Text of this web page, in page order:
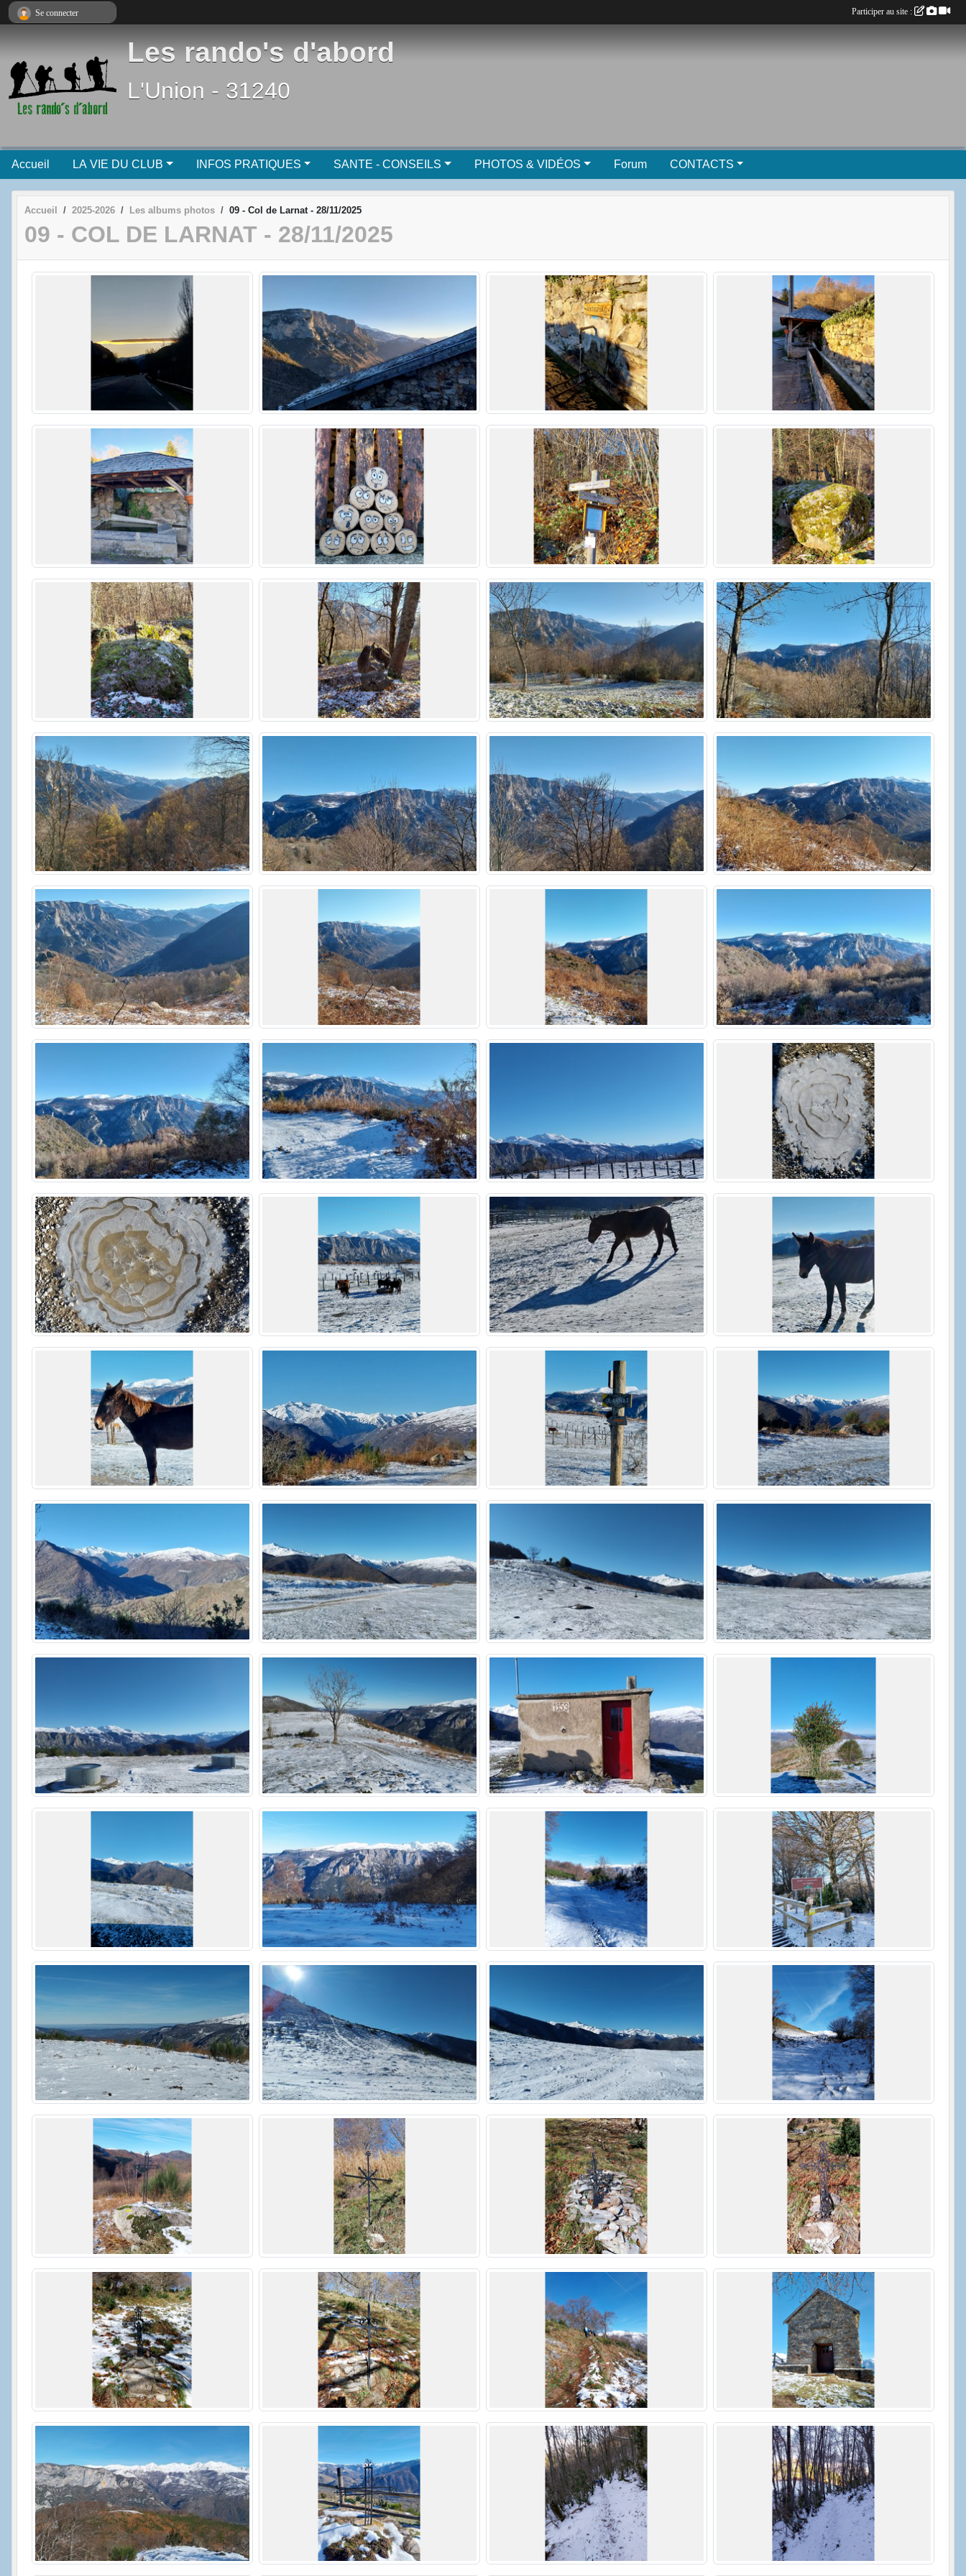
Les rando's d'abord
L'Union - 31240
Accueil LA VIE DU CLUB INFOS PRATIQUES SANTE - CONSEILS PHOTOS & VIDÉOS Forum CONTACTS
Accueil 2025-2026 Les albums photos 09 - Col de Larnat - 28/11/2025
09 - COL DE LARNAT - 28/11/2025
Se connecter Participer au site :
Panneau de gestion des cookies